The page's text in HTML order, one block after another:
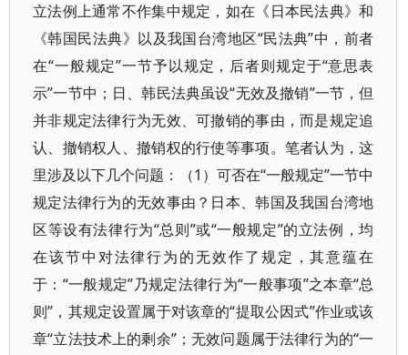
立法例上通常不作集中规定，如在《日本民法典》和
《韩国民法典》以及我国台湾地区“民法典”中，前者
在“一般规定”一节予以规定，后者则规定于“意思表
示”一节中；日、韩民法典虽设“无效及撤销”一节，但
并非规定法律行为无效、可撤销的事由，而是规定追
认、撤销权人、撤销权的行使等事项。笔者认为，这
里涉及以下几个问题：（1）可否在“一般规定”一节中
规定法律行为的无效事由？日本、韩国及我国台湾地
区等设有法律行为“总则”或“一般规定”的立法例，均
在该节中对法律行为的无效作了规定，其意蕴在
于：“一般规定”乃规定法律行为“一般事项”之本章“总
则”，其规定设置属于对该章的“提取公因式”作业或该
章“立法技术上的剩余”；无效问题属于法律行为的“一